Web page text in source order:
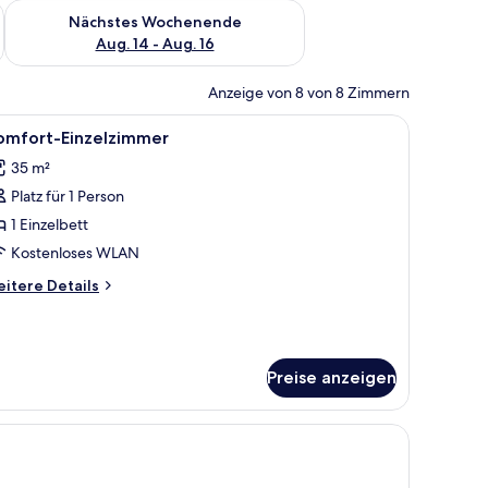
Aug. 7 - Aug. 9.
Nächstes Wochenende
Aug. 14 - Aug. 16
Überprüfe die Verfügbarkeit für nächstes Wochenende, Aug.
Anzeige von 8 von 8 Zimmern
mit Stuhl, einem Fernseher und einer Lampe.
Ein Badezimmer mit Waschbecken, Spiegel
3 Einzelzimmer
35 m²
Platz für 1 Person
1 Einzelbett
Kostenloses WLAN
Details
Preise anzeigen